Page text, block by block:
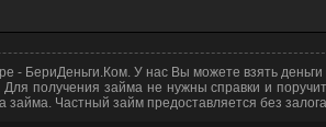
- БериДеньги.Ком. У нас Вы можете взять
получения займа не нужны справки и
займа. Частный займ предоставляется без